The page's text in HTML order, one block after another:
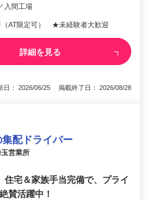
入間工場
（AT限定可） ★未経験者大歓迎
詳細を見る
日： 2026/06/25 掲載終了日： 2026/08/28
配ドライバー
営業所
住宅＆家族手当完備で、プライ
賛活躍中！